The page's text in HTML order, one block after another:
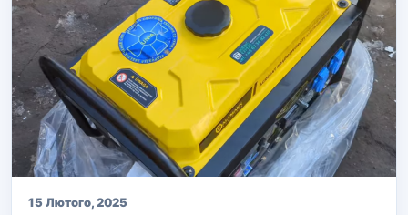
15 Лютого, 2025